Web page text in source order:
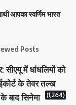
आपका स्वर्णिम भारत
Posts
सीएयू में धांधलियों को
के तेवर तल्ख
(1,264)
बाद सिनेमा